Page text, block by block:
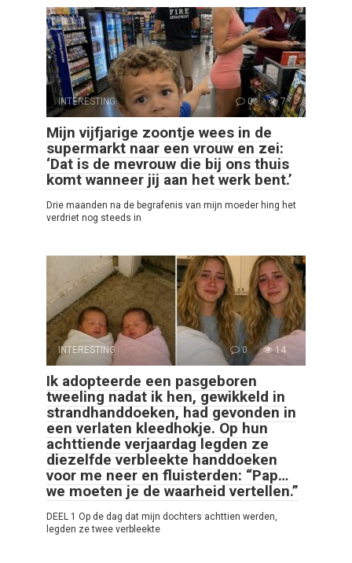
INTERESTING 0 7
Mijn vijfjarige zoontje wees in de
supermarkt naar een vrouw en zei:
‘Dat is de mevrouw die bij ons thuis
komt wanneer jij aan het werk bent.’
Drie maanden na de begrafenis van mijn moeder hing het
verdriet nog steeds in
INTERESTING 0 14
Ik adopteerde een pasgeboren
tweeling nadat ik hen, gewikkeld in
strandhanddoeken, had gevonden in
een verlaten kleedhokje. Op hun
achttiende verjaardag legden ze
diezelfde verbleekte handdoeken
voor me neer en fluisterden: “Pap…
we moeten je de waarheid vertellen.”
DEEL 1 Op de dag dat mijn dochters achttien werden,
legden ze twee verbleekte